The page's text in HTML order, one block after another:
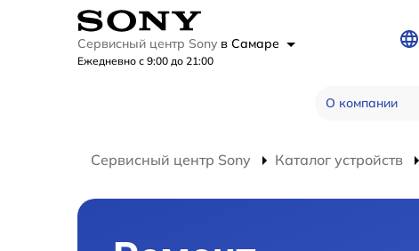
Сервисный центр Sony в Самаре
Ежедневно с 9:00 до 21:00
О компании
Сервисный центр Sony Каталог устройств